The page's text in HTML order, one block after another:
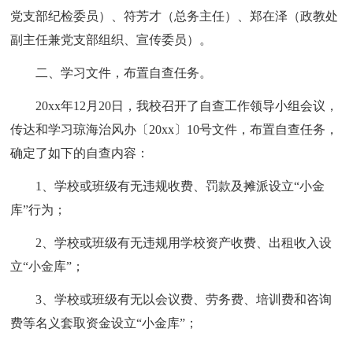
党支部纪检委员）、符芳才（总务主任）、郑在泽（政教处
副主任兼党支部组织、宣传委员）。
二、学习文件，布置自查任务。
20xx年12月20日，我校召开了自查工作领导小组会议，
传达和学习琼海治风办〔20xx〕10号文件，布置自查任务，
确定了如下的自查内容：
1、学校或班级有无违规收费、罚款及摊派设立“小金
库”行为；
2、学校或班级有无违规用学校资产收费、出租收入设
立“小金库”；
3、学校或班级有无以会议费、劳务费、培训费和咨询
费等名义套取资金设立“小金库”；